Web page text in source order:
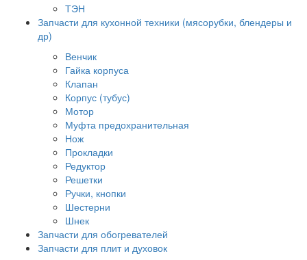
ТЭН
Запчасти для кухонной техники (мясорубки, блендеры и
др)
Венчик
Гайка корпуса
Клапан
Корпус (тубус)
Мотор
Муфта предохранительная
Нож
Прокладки
Редуктор
Решетки
Ручки, кнопки
Шестерни
Шнек
Запчасти для обогревателей
Запчасти для плит и духовок